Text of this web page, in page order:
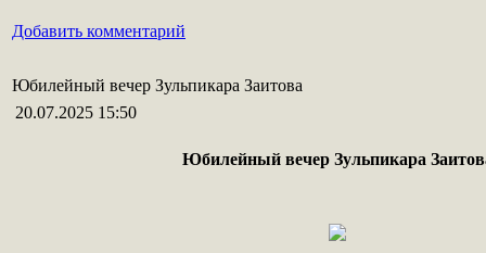
Добавить комментарий
Юбилейный вечер Зульпикара Заитова
20.07.2025 15:50
Юбилейный вечер Зульпикара